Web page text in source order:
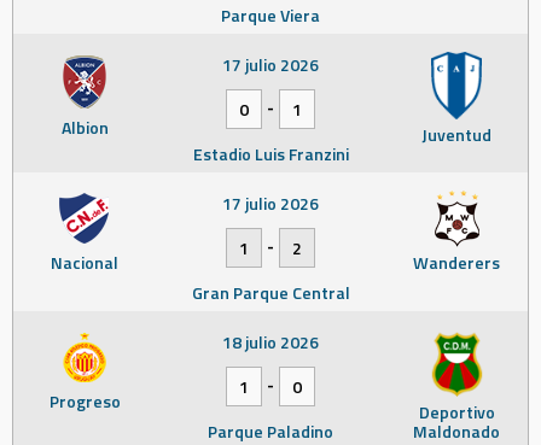
Parque Viera
Albion Juventud
17 julio 2026
0
-
1
Estadio Luis Franzini
Nacional Wanderers
17 julio 2026
1
-
2
Gran Parque Central
Progreso Deportivo
Maldonado
18 julio 2026
1
-
0
Parque Paladino